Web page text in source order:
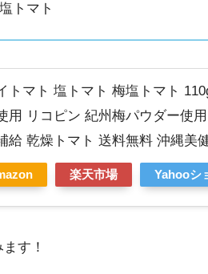
トマト
トマト 塩トマト 梅塩トマト
用 リコピン 紀州梅パウダー使
給 乾燥トマト 送料無料 沖縄美
楽天市場 Yahooシ
す！